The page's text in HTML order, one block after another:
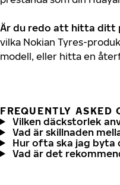
Är du redo att hitta ditt
vilka Nokian Tyres-
modell, eller hitta en
FREQUENTLY ASKED
Vilken däckstorlek
Vad är skillnaden
Hur ofta ska jag byta
Vad är det